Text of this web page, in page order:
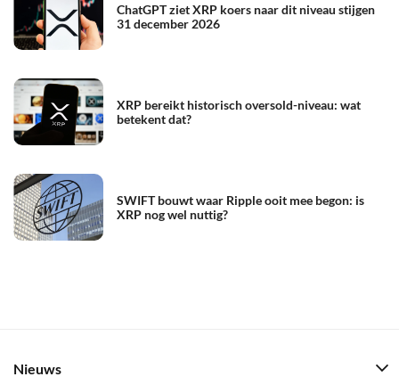
ChatGPT ziet XRP koers naar dit niveau stijgen
31 december 2026
XRP bereikt historisch oversold-niveau: wat
betekent dat?
SWIFT bouwt waar Ripple ooit mee begon: is
XRP nog wel nuttig?
Nieuws